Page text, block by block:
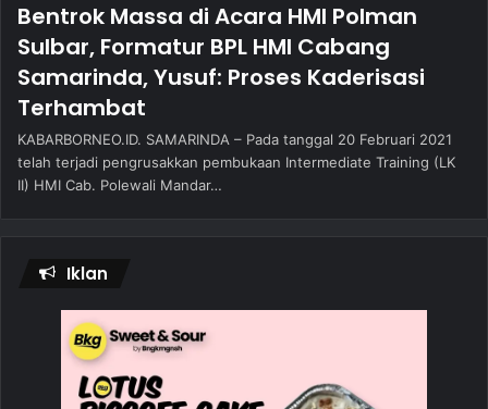
Bentrok Massa di Acara HMI Polman
Sulbar, Formatur BPL HMI Cabang
Samarinda, Yusuf: Proses Kaderisasi
Terhambat
KABARBORNEO.ID. SAMARINDA – Pada tanggal 20 Februari 2021
telah terjadi pengrusakkan pembukaan Intermediate Training (LK
II) HMI Cab. Polewali Mandar…
Iklan